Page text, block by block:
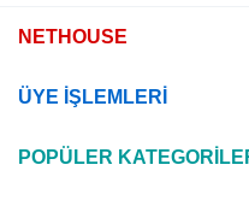
NETHOUSE
ÜYE İŞLEMLERİ
POPÜLER